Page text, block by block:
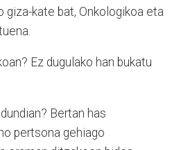
giza-kate bat, Onkologikoa eta
Ez dugulako han bukatu
Bertan has
pertsona gehiago